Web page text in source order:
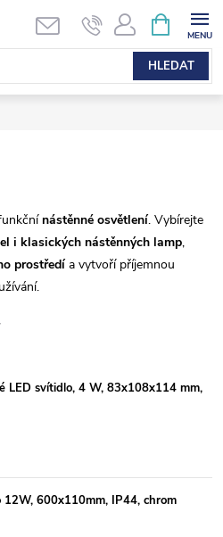
HLEDAT
NÁKUPNÍ
KOŠÍK
nástěnné osvětlení. Vybírejte
i klasických nástěnných lamp,
prostředía vytvoří příjemnou
LED svítidlo, 4 W, 83x108x114 mm,
12W, 600x110mm, IP44, chrom